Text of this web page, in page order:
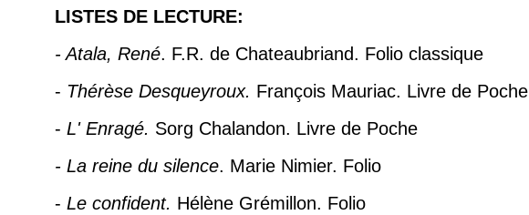
LISTES DE LECTURE:
- Atala, René. F.R. de Chateaubriand. Folio classique
- Thérèse Desqueyroux. François Mauriac. Livre de Poche
- L' Enragé. Sorg Chalandon. Livre de Poche
- La reine du silence. Marie Nimier. Folio
- Le confident. Hélène Grémillon. Folio